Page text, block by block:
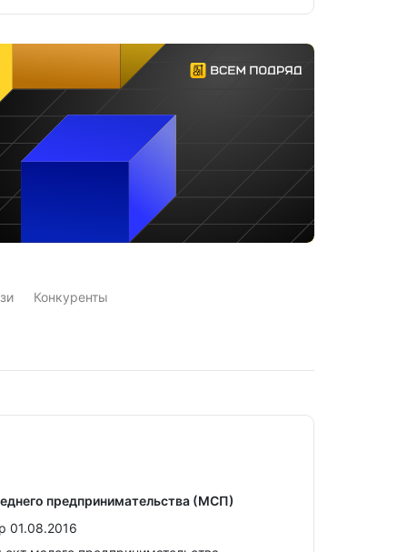
Конкуренты
предпринимательства (МСП)
01.08.2016